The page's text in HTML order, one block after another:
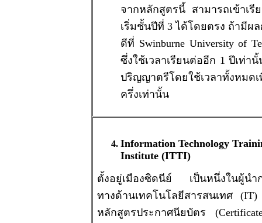
จากหลักสูตรนี้ สามารถเข้าเรี
เริ่มชั้นปีที่ 3 ได้โดยตรง ถ้ามีผล
ดีที่ Swinburne University of
ซึ่งใช้เวลาเรียนต่ออีก 1 ปีเท่า
ปริญญาตรีโดยใช้เวลาทั้งหมด
ครึ่งเท่านั้น
Information Technology
Institute (ITTI)
ตั้งอยู่เมืองซิดนีย์ เป็นหนึ่งในผู้นำ
ทางด้านเทคโนโลยีสารสนเทศ
หลักสูตรประกาศนียบัตร